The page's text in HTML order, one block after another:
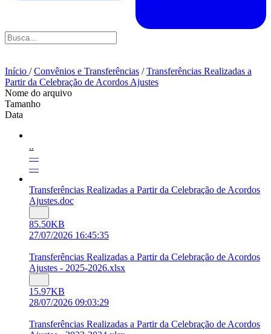
Início /Convênios e Transferências /Transferências Realizadas a
Partir da Celebração de Acordos Ajustes
Nome do arquivo
Tamanho
Data
..
—
—
Transferências Realizadas a Partir da Celebração de Acordos
Ajustes.doc
85.50KB
27/07/2026 16:45:35
Transferências Realizadas a Partir da Celebração de Acordos
Ajustes - 2025-2026.xlsx
15.97KB
28/07/2026 09:03:29
Transferências Realizadas a Partir da Celebração de Acordos